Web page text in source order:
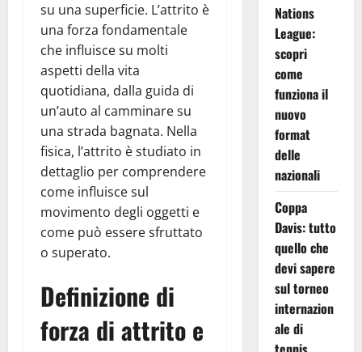
su una superficie. L’attrito è
una forza fondamentale
che influisce su molti
aspetti della vita
quotidiana, dalla guida di
un’auto al camminare su
una strada bagnata. Nella
fisica, l’attrito è studiato in
dettaglio per comprendere
come influisce sul
movimento degli oggetti e
come può essere sfruttato
o superato.
Definizione di
forza di attrito e
Nations
League:
scopri
come
funziona il
nuovo
format
delle
nazionali
Coppa
Davis: tutto
quello che
devi sapere
sul torneo
internazion
ale di